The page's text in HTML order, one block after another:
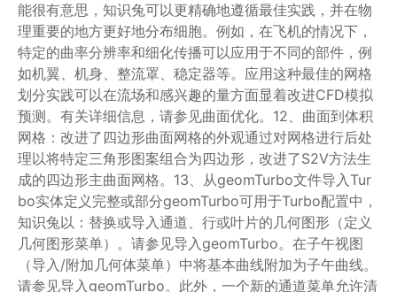
能很有意思，知识兔可以更精确地遵循最佳实践，并在物
理重要的地方更好地分布细胞。例如，在飞机的情况下，
特定的曲率分辨率和细化传播可以应用于不同的部件，例
如机翼、机身、整流罩、稳定器等。应用这种最佳的网格
划分实践可以在流场和感兴趣的量方面显着改进CFD模拟
预测。有关详细信息，请参见曲面优化。12、曲面到体积
网格：改进了四边形曲面网格的外观通过对网格进行后处
理以将特定三角形图案组合为四边形，改进了S2V方法生
成的四边形主曲面网格。13、从geomTurbo文件导入Tur
bo实体定义完整或部分geomTurbo可用于Turbo配置中，
知识兔以：替换或导入通道、行或叶片的几何图形（定义
几何图形菜单）。请参见导入geomTurbo。在子午视图
（导入/附加几何体菜单）中将基本曲线附加为子午曲线。
请参见导入geomTurbo。此外，一个新的通道菜单允许清